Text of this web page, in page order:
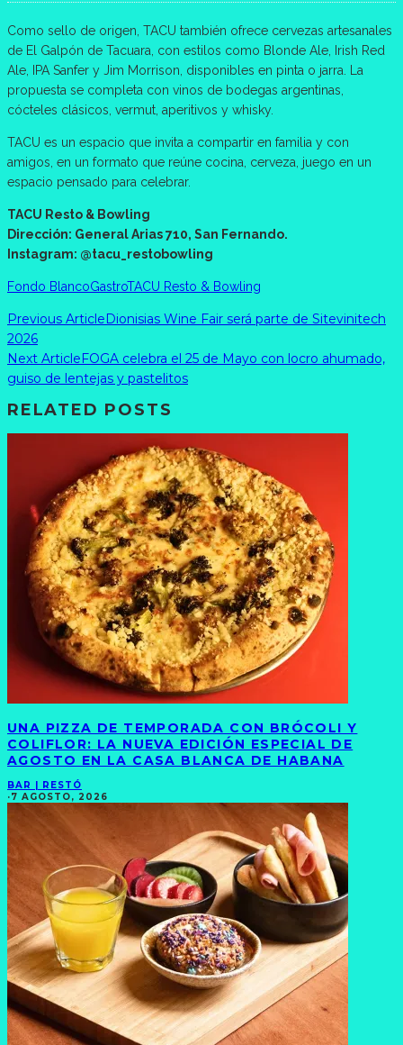
Como sello de origen, TACU también ofrece cervezas artesanales
de El Galpón de Tacuara, con estilos como Blonde Ale, Irish Red
Ale, IPA Sanfer y Jim Morrison, disponibles en pinta o jarra. La
propuesta se completa con vinos de bodegas argentinas,
cócteles clásicos, vermut, aperitivos y whisky.
TACU es un espacio que invita a compartir en familia y con
amigos, en un formato que reúne cocina, cerveza, juego en un
espacio pensado para celebrar.
TACU Resto & Bowling
Dirección: General Arias 710, San Fernando.
Instagram: @tacu_restobowling
Fondo BlancoGastroTACU Resto & Bowling
Previous ArticleDionisias Wine Fair será parte de Sitevinitech
2026
Next ArticleFOGA celebra el 25 de Mayo con locro ahumado,
guiso de lentejas y pastelitos
RELATED POSTS
UNA PIZZA DE TEMPORADA CON BRÓCOLI Y
COLIFLOR: LA NUEVA EDICIÓN ESPECIAL DE
AGOSTO EN LA CASA BLANCA DE HABANA
BAR | RESTÓ
·7 AGOSTO, 2026